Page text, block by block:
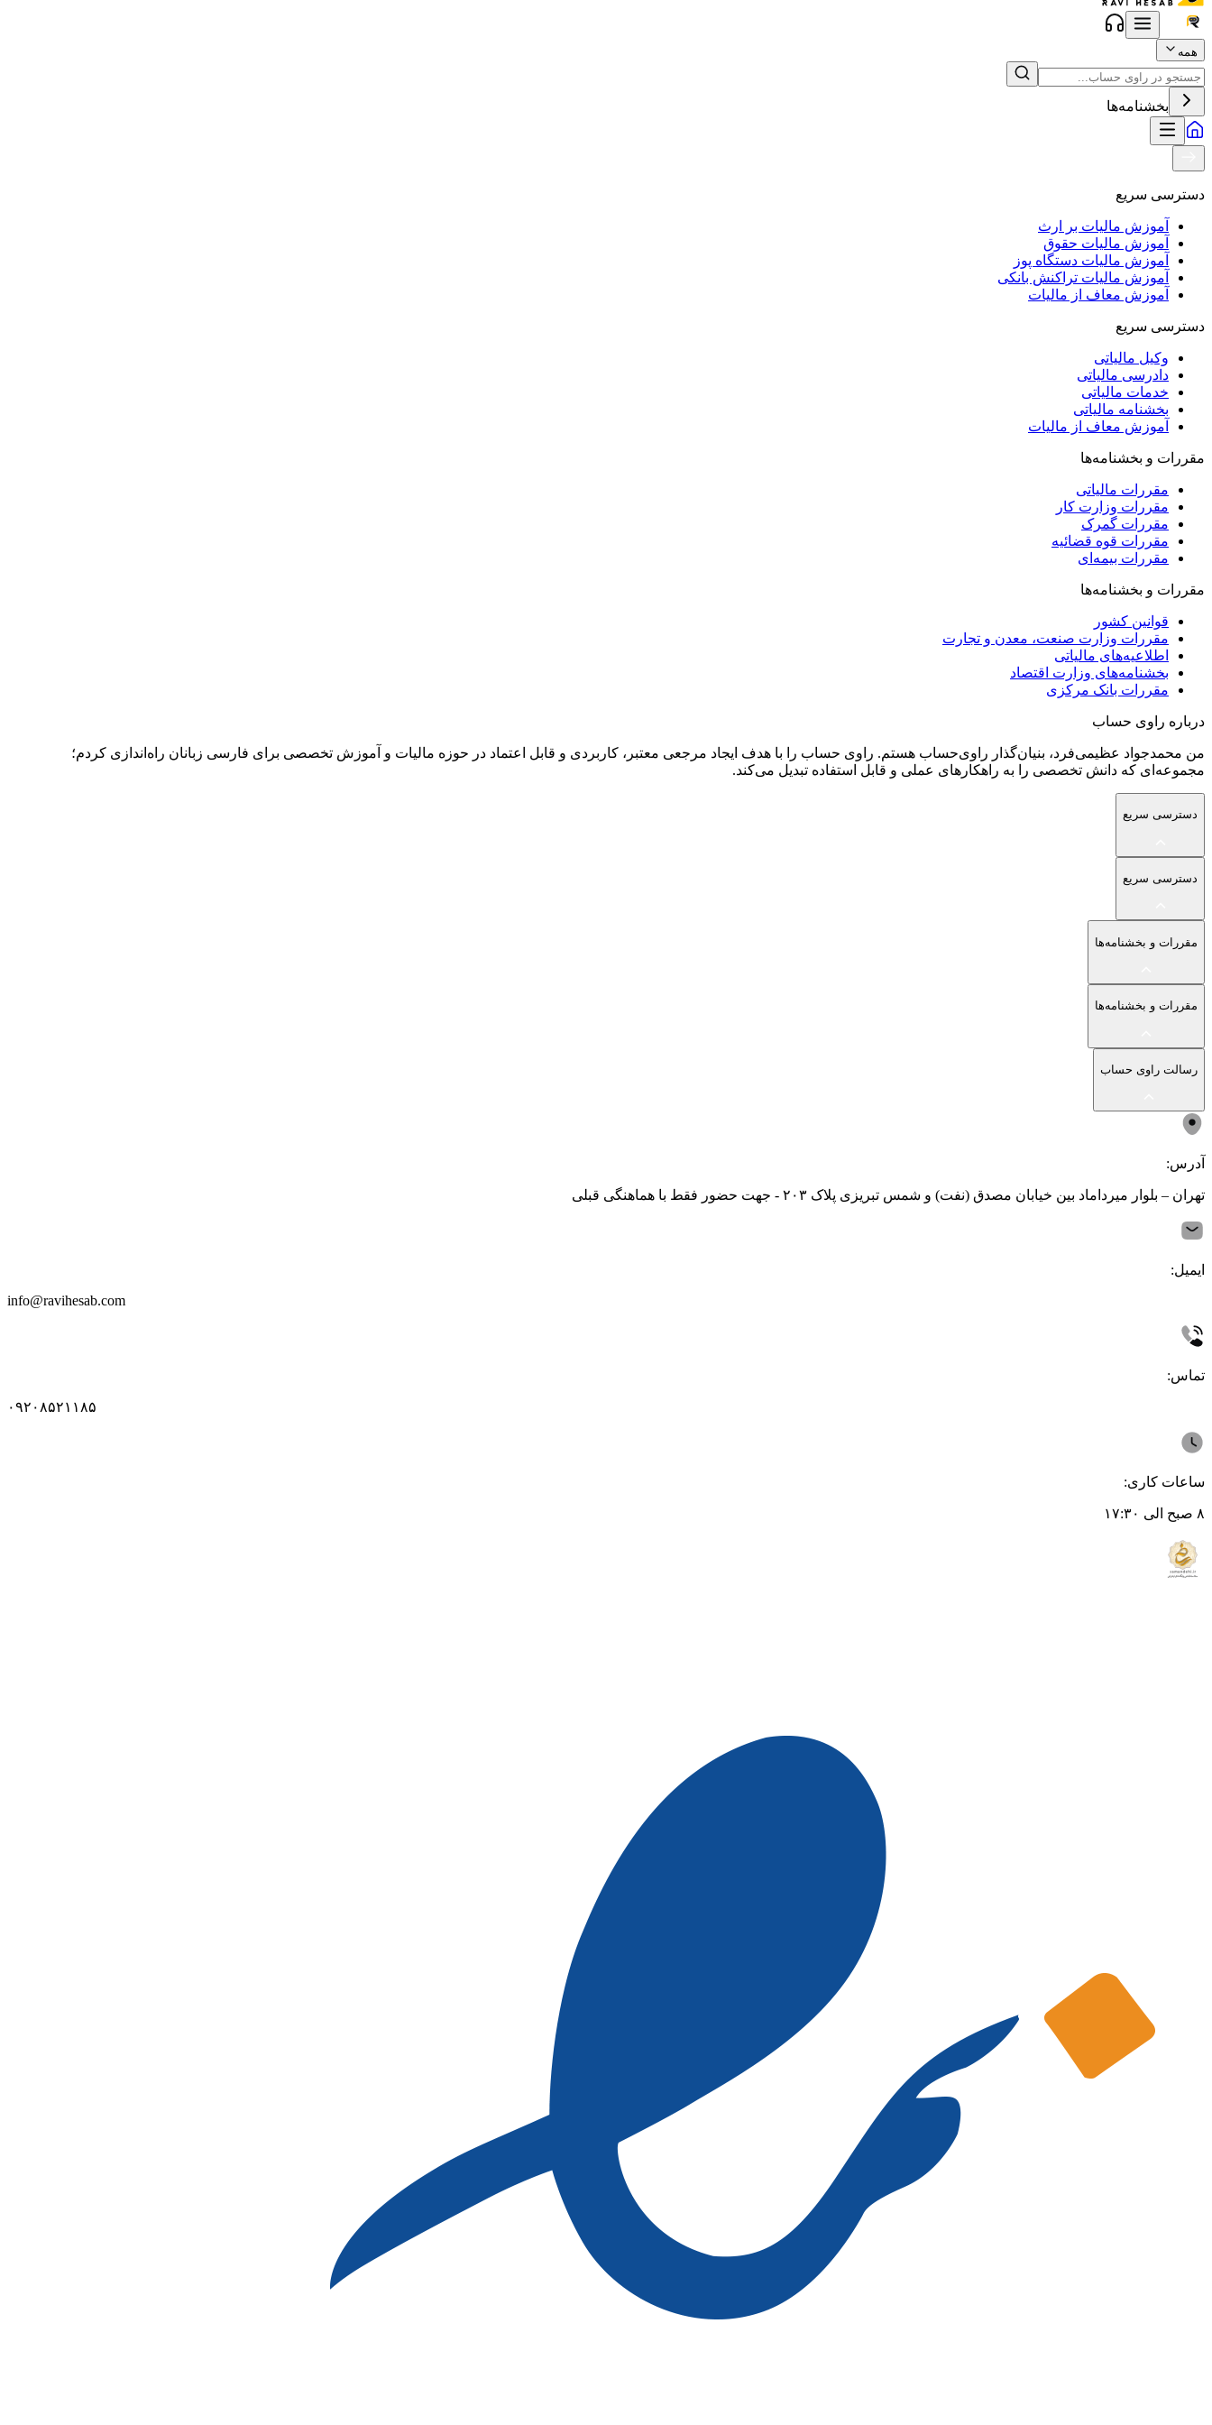
همه
بخشنامه‌ها
دسترسی سریع
آموزش مالیات بر ارث
آموزش مالیات حقوق
آموزش مالیات دستگاه پوز
آموزش مالیات تراکنش بانکی
آموزش معاف از مالیات
دسترسی سریع
وکیل مالیاتی
دادرسی مالیاتی
خدمات مالیاتی
بخشنامه مالیاتی
آموزش معاف از مالیات
مقررات و بخشنامه‌ها
مقررات مالیاتی
مقررات وزارت کار
مقررات گمرک
مقررات قوه قضائیه
مقررات بیمه‌ای
مقررات و بخشنامه‌ها
قوانین کشور
مقررات وزارت صنعت، معدن و تجارت
اطلاعیه‌های مالیاتی
بخشنامه‌های وزارت اقتصاد
مقررات بانک مرکزی
درباره راوی حساب
من محمدجواد عظیمی‌فرد، بنیان‌گذار راوی‌حساب هستم. راوی‌ حساب را با هدف ایجاد مرجعی معتبر، کاربردی و قابل اعتماد در حوزه مالیات و آموزش تخصصی برای فارسی زبانان راه‌اندازی کردم؛
مجموعه‌ای که دانش تخصصی را به راهکارهای عملی و قابل استفاده تبدیل می‌کند.
دسترسی سریع
دسترسی سریع
مقررات و بخشنامه‌ها
مقررات و بخشنامه‌ها
رسالت راوی حساب
آدرس:
تهران – بلوار میرداماد بین خیابان مصدق (نفت) و شمس تبریزی پلاک ۲۰۳ - جهت حضور فقط با هماهنگی قبلی
ایمیل:
info@ravihesab.com
تماس:
۰۹۲۰۸۵۲۱۱۸۵
ساعات کاری:
۸ صبح الی ۱۷:۳۰